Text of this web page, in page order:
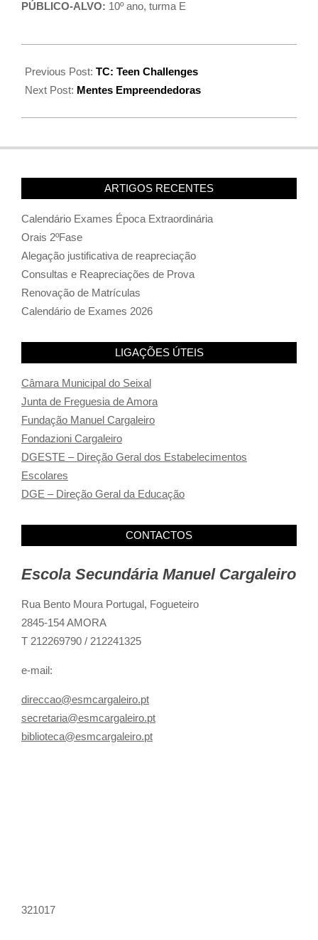
PÚBLICO-ALVO: 10º ano, turma E
Previous Post: TC: Teen Challenges
Next Post: Mentes Empreendedoras
ARTIGOS RECENTES
Calendário Exames Época Extraordinária
Orais 2ºFase
Alegação justificativa de reapreciação
Consultas e Reapreciações de Prova
Renovação de Matrículas
Calendário de Exames 2026
LIGAÇÕES ÚTEIS
Câmara Municipal do Seixal
Junta de Freguesia de Amora
Fundação Manuel Cargaleiro
Fondazioni Cargaleiro
DGESTE – Direção Geral dos Estabelecimentos
Escolares
DGE – Direção Geral da Educação
CONTACTOS
Escola Secundária Manuel Cargaleiro
Rua Bento Moura Portugal, Fogueteiro
2845-154 AMORA
T 212269790 / 212241325
e-mail:
direccao@esmcargaleiro.pt
secretaria@esmcargaleiro.pt
biblioteca@esmcargaleiro.pt
321017